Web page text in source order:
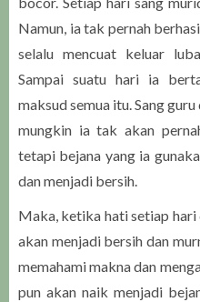
Namun, ia tak pernah
selalu mencuat keluar
Sampai suatu hari ia
maksud semua itu. Sang
mungkin ia tak akan
tetapi bejana yang ia
dan menjadi bersih.
Maka, ketika hati setiap hari
akan menjadi bersih dan
memahami makna dan
pun akan naik menjadi